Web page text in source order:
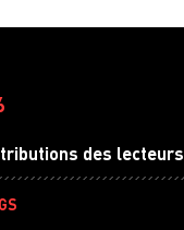
des lecteurs